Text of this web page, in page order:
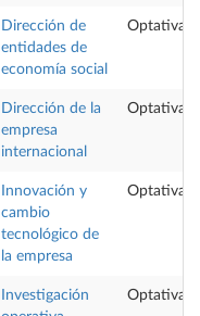
Dirección de
entidades de
economía social
Optativa
Dirección de la
empresa
internacional
Optativa
Innovación y
cambio
tecnológico de
la empresa
Optativa
Investigación
Optativa